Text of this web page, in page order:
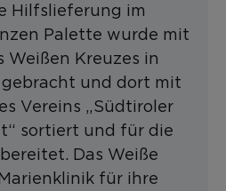
Hilfslieferung im
Palette wurde mit
Weißen Kreuzes in
und dort mit
Vereins „Südtiroler
sortiert und für die
Das Weiße
für ihre